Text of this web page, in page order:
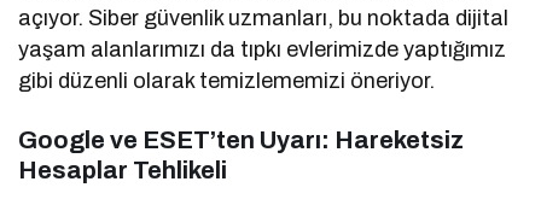
açıyor. Siber güvenlik uzmanları, bu noktada dijital
yaşam alanlarımızı da tıpkı evlerimizde yaptığımız
gibi düzenli olarak temizlememizi öneriyor.
Google ve ESET’ten Uyarı: Hareketsiz
Hesaplar Tehlikeli